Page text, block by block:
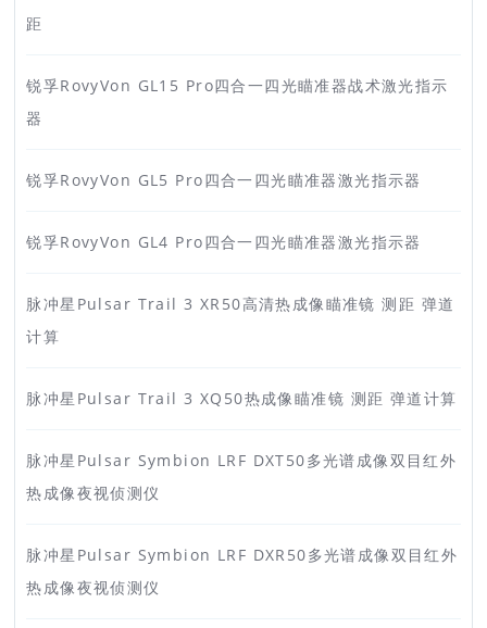
距
锐孚RovyVon GL15 Pro四合一四光瞄准器战术激光指示
器
锐孚RovyVon GL5 Pro四合一四光瞄准器激光指示器
锐孚RovyVon GL4 Pro四合一四光瞄准器激光指示器
脉冲星Pulsar Trail 3 XR50高清热成像瞄准镜 测距 弹道
计算
脉冲星Pulsar Trail 3 XQ50热成像瞄准镜 测距 弹道计算
脉冲星Pulsar Symbion LRF DXT50多光谱成像双目红外
热成像夜视侦测仪
脉冲星Pulsar Symbion LRF DXR50多光谱成像双目红外
热成像夜视侦测仪